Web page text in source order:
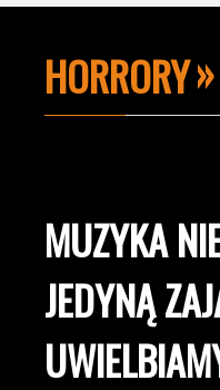
HORRORY
MUZYKA
JEDYNĄ